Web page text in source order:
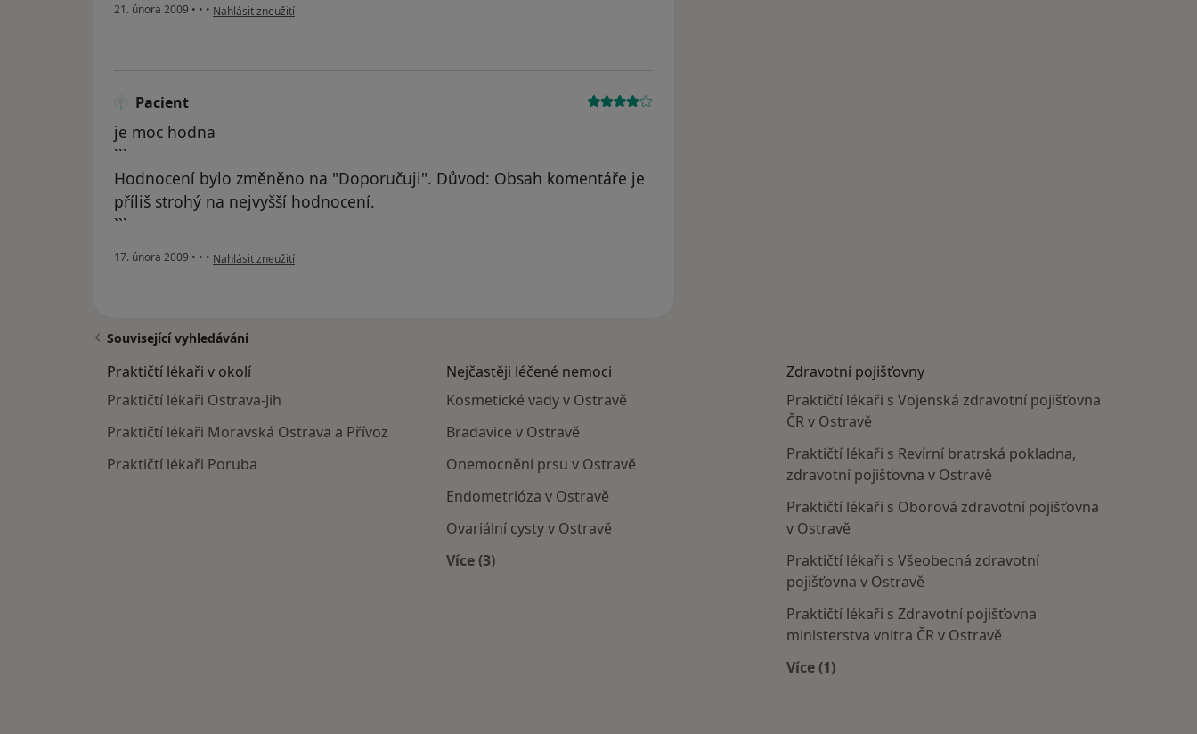
21. února 2009 • • • podle názoru uživatele Pacient
Nahlásit zneužití
Pacient
je moc hodna
```
Hodnocení bylo změněno na "Doporučuji". Důvod: Obsah komentáře je
příliš strohý na nejvyšší hodnocení.
```
17. února 2009 • • • podle názoru uživatele Pacient
Nahlásit zneužití
Související vyhledávání
Praktičtí lékaři v okolí
Praktičtí lékaři Ostrava-Jih
Praktičtí lékaři Moravská Ostrava a Přívoz
Praktičtí lékaři Poruba
Nejčastěji léčené nemoci
Kosmetické vady v Ostravě
Bradavice v Ostravě
Onemocnění prsu v Ostravě
Endometrióza v Ostravě
Ovariální cysty v Ostravě
Více (3)
Zdravotní pojišťovny
Praktičtí lékaři s Vojenská zdravotní pojišťovna
ČR v Ostravě
Praktičtí lékaři s Revírní bratrská pokladna,
zdravotní pojišťovna v Ostravě
Praktičtí lékaři s Oborová zdravotní pojišťovna
v Ostravě
Praktičtí lékaři s Všeobecná zdravotní
pojišťovna v Ostravě
Praktičtí lékaři s Zdravotní pojišťovna
ministerstva vnitra ČR v Ostravě
Více (1)